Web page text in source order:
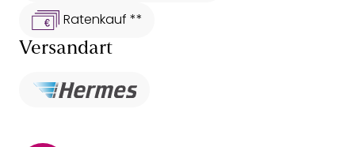
Ratenkauf **
Versandart